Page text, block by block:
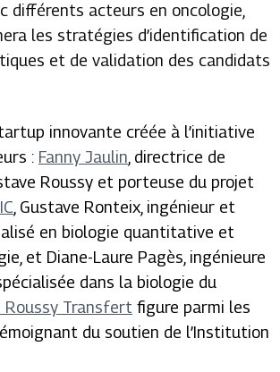
différents acteurs en oncologie,
les stratégies d’identification de
et de validation des candidats
innovante créée à l’initiative
: Fanny Jaulin , directrice de
Roussy et porteuse du projet
, Gustave Ronteix, ingénieur et
en biologie quantitative et
et Diane-Laure Pagès, ingénieure
dans la biologie du
Roussy Transfert figure parmi les
du soutien de l’Institution